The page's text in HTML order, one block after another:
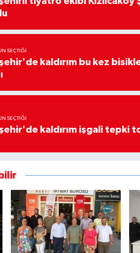
SEÇTIĞI
kaldırım bu kez
SEÇTIĞI
kaldırım işgali tepki